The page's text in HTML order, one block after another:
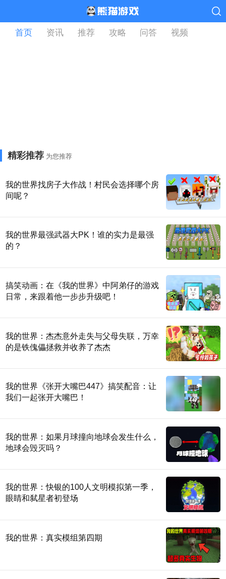
首页 资讯 推荐 攻略 问答 视频
精彩推荐 为您推荐
我的世界找房子大作战！村民会选择哪个房
间呢？
我的世界最强武器大PK！谁的实力是最强
的？
搞笑动画：在《我的世界》中阿弟仔的游戏
日常，来跟着他一步步升级吧！
我的世界：杰杰意外走失与父母失联，万幸
的是铁傀儡拯救并收养了杰杰
我的世界《张开大嘴巴447》搞笑配音：让
我们一起张开大嘴巴！
我的世界：如果月球撞向地球会发生什么，
地球会毁灭吗？
我的世界：快银的100人文明模拟第一季，
眼睛和弑星者初登场
我的世界：真实模组第四期